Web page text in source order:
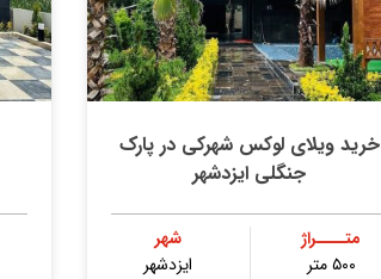
خرید ویلای لوکس شهرکی در پارک
جنگلی ایزدشهر
متــــراژ
۵۰۰ متر
شهر
ایزدشهر